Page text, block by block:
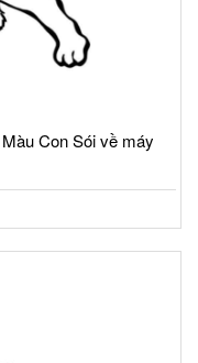
Con Sói về máy